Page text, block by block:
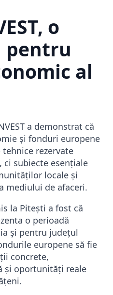
o
pentru
al
a demonstrat că
și fonduri europene
rezervate
subiecte esențiale
locale și
mediului de afaceri.
la Pitești a fost că
o perioadă
și pentru județul
europene să fie
concrete,
și oportunități reale